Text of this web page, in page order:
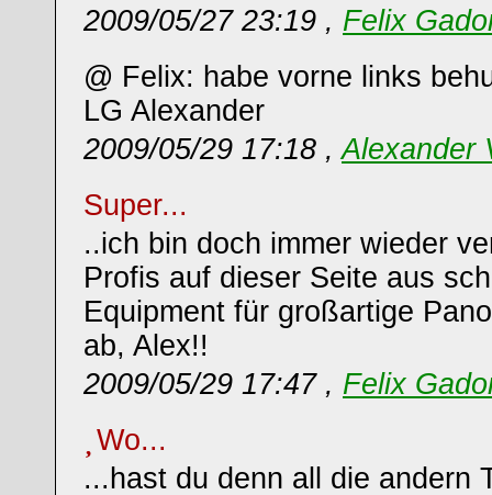
2009/05/27 23:19 , Felix
@ Felix: habe vorne links
LG Alexander
2009/05/29 17:18 ,Alexander
Super...
..ich bin doch immer wieder
Profis auf dieser Seite aus
Equipment für großartige
ab, Alex!!
2009/05/29 17:47 , Felix
Wo...
...hast du denn all die andern